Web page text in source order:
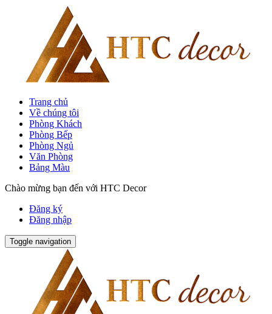
Trang chủ
Về chúng tôi
Phòng Khách
Phòng Bếp
Phòng Ngủ
Văn Phòng
Bảng Màu
Chào mừng bạn đến với HTC Decor
Đăng ký
Đăng nhập
Toggle navigation